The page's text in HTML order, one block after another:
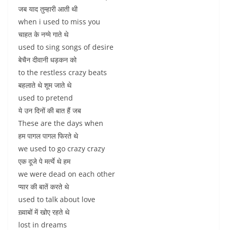
जब याद तुम्हारी आती थी
when i used to miss you
चाहत के नग्मे गाते थे
used to sing songs of desire
बेचैन दीवानी धड़कन को
to the restless crazy beats
बहलाते थे शूम जाते थे
used to pretend
ये उन दिनों की बात हैं जब
These are the days when
हम पागल पागल फिरते थे
we used to go crazy crazy
एक दूजे पे मर्त्ये थे हम
we were dead on each other
प्यार की बातें करते थे
used to talk about love
ख़्वाबों में खोए रहते थे
lost in dreams